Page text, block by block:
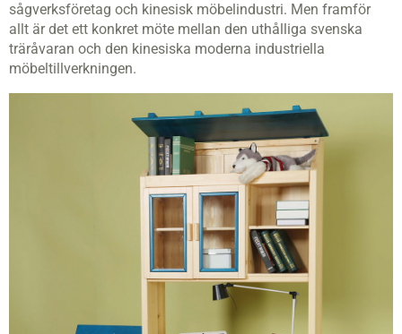
sågverksföretag och kinesisk möbelindustri. Men framför
allt är det ett konkret möte mellan den uthålliga svenska
träråvaran och den kinesiska moderna industriella
möbeltillverkningen.